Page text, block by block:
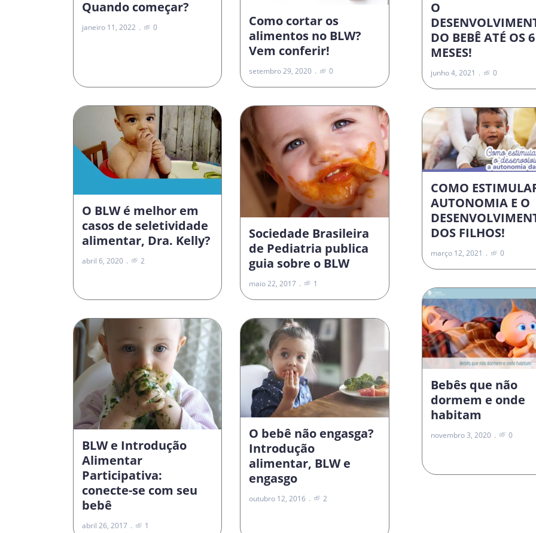
Quando começar?
janeiro 11, 2022 0
Como cortar os
alimentos no BLW?
Vem conferir!
setembro 29, 2020 0
O BLW é melhor em
casos de seletividade
alimentar, Dra. Kelly?
abril 6, 2020 2
Sociedade Brasileira
de Pediatria publica
guia sobre o BLW
maio 22, 2017 1
BLW e Introdução
Alimentar
Participativa:
conecte-se com seu
bebê
abril 26, 2017 1
O bebê não engasga?
Introdução
alimentar, BLW e
engasgo
outubro 12, 2016 2
O
DO BEBÊ ATÉ OS 6
MESES!
junho 4, 2021 0
COMO
AUTONOMIA E O
DOS FILHOS!
março 12, 2021 0
Bebês que não
dormem e onde
habitam
novembro 3, 2020 0